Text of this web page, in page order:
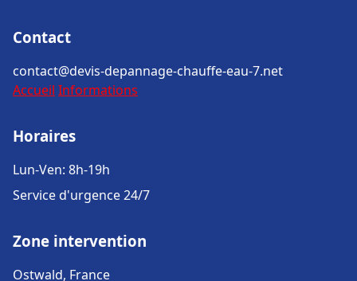
Contact
contact@devis-depannage-chauffe-eau-7.net
Accueil Informations
Horaires
Lun-Ven: 8h-19h
Service d'urgence 24/7
Zone intervention
Ostwald, France